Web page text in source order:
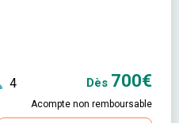
4 Dès 700€
Acompte non remboursable